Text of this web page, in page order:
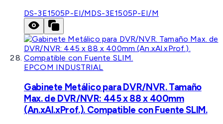
DS-3E1505P-EI/MDS-3E1505P-EI/M
EPCOM INDUSTRIAL
Gabinete Metálico para DVR/NVR. Tamaño
Max. de DVR/NVR: 445 x 88 x 400mm
(An.xAl.xProf.). Compatible con Fuente SLIM.